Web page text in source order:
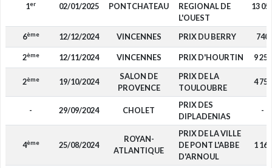
1er 02/01/2025 PONTCHATEAU
REGIONAL DE
L'OUEST
13
6ème 12/12/2024 VINCENNES PRIX DU BERRY 740
2ème 12/11/2024 VINCENNES PRIX D'HOURTIN 9 250
2ème 19/10/2024
SALON DE
PROVENCE
PRIX DE LA
TOULOUBRE
4 750
- 29/09/2024 CHOLET
PRIX DES
DIPLADENIAS
-
4ème 25/08/2024
ROYAN-
ATLANTIQUE
PRIX DE LA VILLE
DE PONT L'ABBE
D'ARNOUL
1 160